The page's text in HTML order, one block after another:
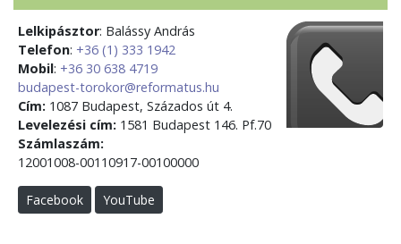
Lelkipásztor: Balássy András
Telefon: +36 (1) 333 1942
Mobil: +36 30 638 4719
budapest-torokor@reformatus.hu
Cím: 1087 Budapest, Százados út 4.
Levelezési cím: 1581 Budapest 146. Pf.70
Számlaszám:
12001008-00110917-00100000
Facebook YouTube